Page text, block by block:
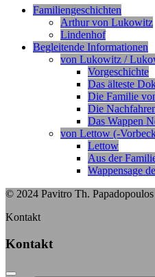
Familiengeschichten
Arthur von Lukowitz
Lindenhof
Begleitende Informationen
von Lukowitz /
Vorgeschichte
Das älteste
Die Familie
Die
Das Wappen
von Lettow (-
Lettow
Aus der
Wappensage
© 2024 Pavitro Th. Papadopoulos
Kontakt
Kontakt